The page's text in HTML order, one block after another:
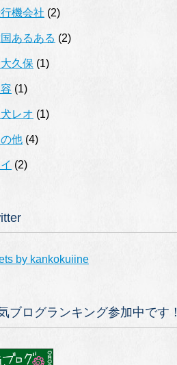
機会社 (2)
あるある (2)
久保 (1)
(1)
レオ (1)
他 (4)
(2)
by kankokuiine
ブログランキング参加中です！